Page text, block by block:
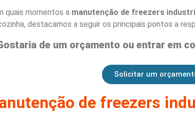
quais momentos a manutenção de freezers
destacamos a seguir os principais pontos a
de um orçamento ou entrar em
Solicitar um
de freezers